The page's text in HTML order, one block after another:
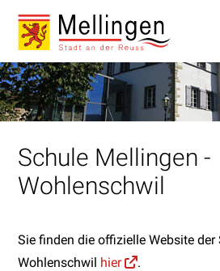
Navigieren in
Schnellnavigation
Schule Mellingen -
Wohlenschwil
Sie finden die offizielle Website
Wohlenschwil hier .